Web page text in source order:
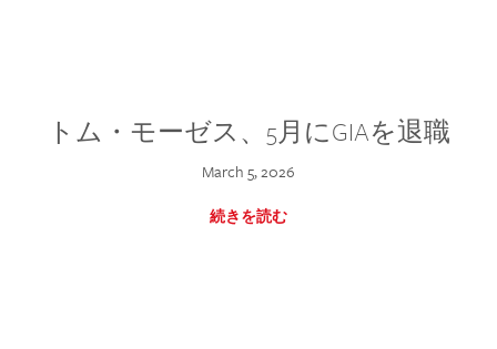
トム・モーゼス、5月にGIAを退職
March 5, 2026
続きを読む